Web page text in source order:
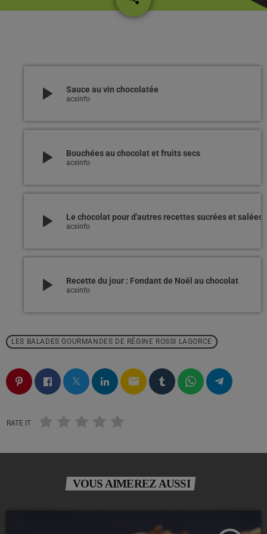
play_arrow Sauce au vin chocolatée
acxinfo
play_arrow Bouchées au chocolat et fruits secs
acxinfo
play_arrow Le chocolat pour d'autres recettes sucrées et salées
acxinfo
play_arrow Recette du jour : Fondant de Noël au chocolat
acxinfo
LES BALADES GOURMANDES DE RÉGINE ROSSI LAGORCE
email
RATE IT
VOUS AIMEREZ AUSSI